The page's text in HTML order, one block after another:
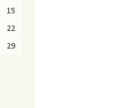
15
22
29